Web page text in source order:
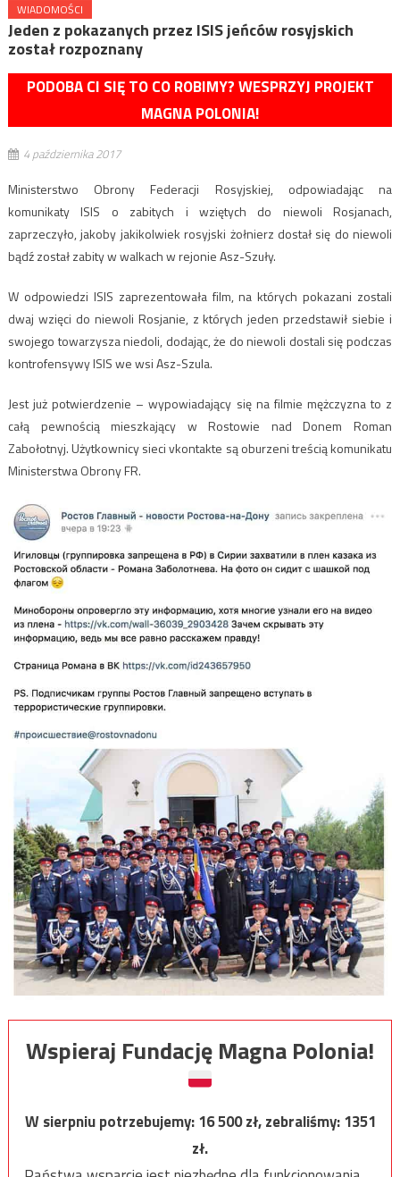
WIADOMOŚCI
Jeden z pokazanych przez ISIS jeńców rosyjskich
został rozpoznany
PODOBA CI SIĘ TO CO ROBIMY? WESPRZYJ PROJEKT
MAGNA POLONIA!
4 października 2017
Ministerstwo Obrony Federacji Rosyjskiej, odpowiadając na
komunikaty ISIS o zabitych i wziętych do niewoli Rosjanach,
zaprzeczyło, jakoby jakikolwiek rosyjski żołnierz dostał się do niewoli
bądź został zabity w walkach w rejonie Asz-Szuły.
W odpowiedzi ISIS zaprezentowała film, na których pokazani zostali
dwaj wzięci do niewoli Rosjanie, z których jeden przedstawił siebie i
swojego towarzysza niedoli, dodając, że do niewoli dostali się podczas
kontrofensywy ISIS we wsi Asz-Szula.
Jest już potwierdzenie – wypowiadający się na filmie mężczyzna to z
całą pewnością mieszkający w Rostowie nad Donem Roman
Zabołotnyj. Użytkownicy sieci vkontakte są oburzeni treścią komunikatu
Ministerstwa Obrony FR.
Wspieraj Fundację Magna Polonia!
W sierpniu potrzebujemy:16 500zł, zebraliśmy:1351
zł.